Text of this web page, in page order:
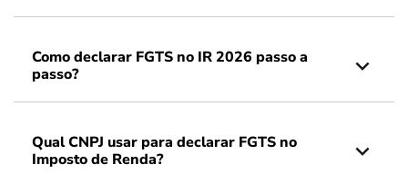
Como declarar FGTS no IR 2026 passo a
passo?
Qual CNPJ usar para declarar FGTS no
Imposto de Renda?